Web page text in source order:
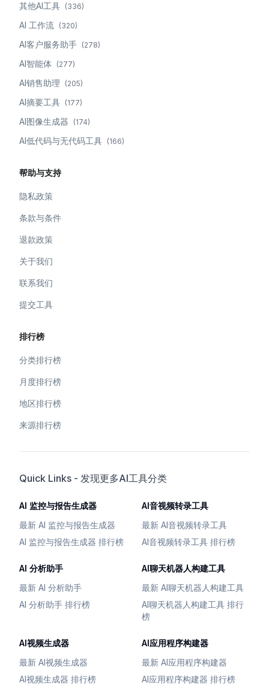
其他AI工具 (336)
AI 工作流 (320)
AI客户服务助手 (278)
AI智能体 (277)
AI销售助理 (205)
AI摘要工具 (177)
AI图像生成器 (174)
AI低代码与无代码工具 (166)
帮助与支持
隐私政策
条款与条件
退款政策
关于我们
联系我们
提交工具
排行榜
分类排行榜
月度排行榜
地区排行榜
来源排行榜
Quick Links - 发现更多AI工具分类
AI 监控与报告生成器
最新 AI 监控与报告生成器
AI 监控与报告生成器 排行榜
AI音视频转录工具
最新 AI音视频转录工具
AI音视频转录工具 排行榜
AI 分析助手
最新 AI 分析助手
AI 分析助手 排行榜
AI聊天机器人构建工具
最新 AI聊天机器人构建工具
AI聊天机器人构建工具 排行
榜
AI视频生成器
最新 AI视频生成器
AI视频生成器 排行榜
AI应用程序构建器
最新 AI应用程序构建器
AI应用程序构建器 排行榜